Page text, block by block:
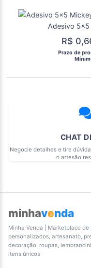
R$
Prazo de
CHAT
Negocie detalhes e tire
o artesão
minhavenda
Minha Venda | Marketplace de
personalizados, artesanato,
decoração, roupas,
itens únicos